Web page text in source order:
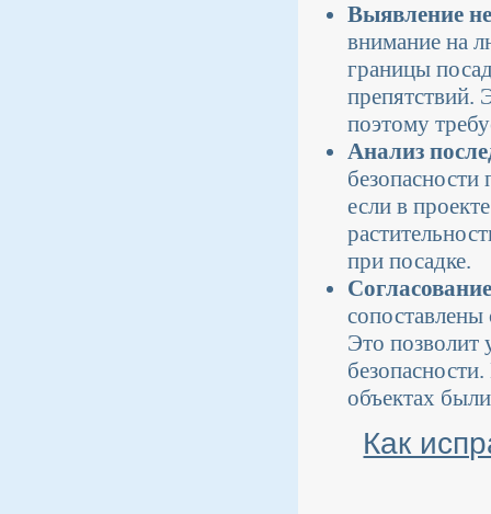
Выявление
внимание на
границы
препятствий.
поэтому
Анализ
безопасности
если в
при посадке.
Это позволит
объектах
Как